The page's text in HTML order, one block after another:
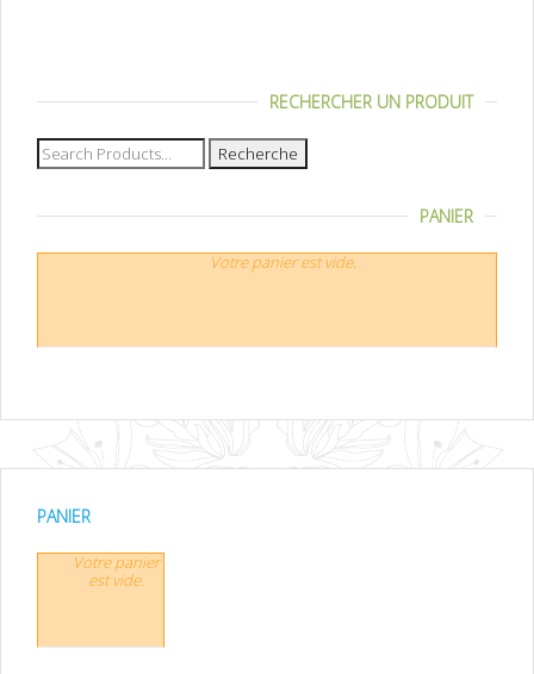
RECHERCHER UN PRODUIT
Recherche
pour :
PANIER
Votre panier est vide.
PANIER
Votre panier
est vide.